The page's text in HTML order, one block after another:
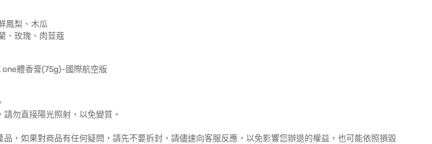
鳳梨、木瓜
、玫瑰、肉荳蔻
one體香膏(75g)-國際航空版
勿直接陽光照射，以免變質。
品，如果對商品有任何疑問，請先不要拆封，請儘速向客服反應，以免影響您辦退的權益，也可能依照損毀